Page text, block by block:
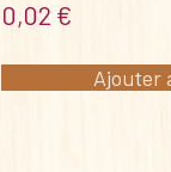
0,02 €
Ajouter